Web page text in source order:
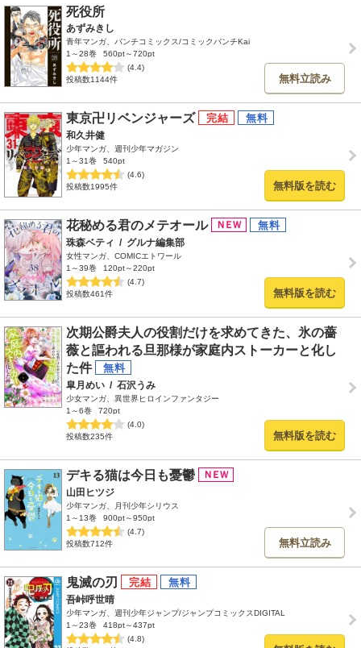
死役所
あずみきし
青年マンガ、バンチコミックス/コミックバンチKai
1～28巻
560pt～720pt
(4.4)
投稿数1144件
無料立読み
東京卍リベンジャーズ
和久井健
少年マンガ、週刊少年マガジン
1～31巻
540pt
(4.6)
投稿数1995件
無料版を読む
花秘める君のメテオール
珠森ベティ / グルナ編集部
女性マンガ、COMICエトワール
1～39巻
120pt～220pt
(4.7)
投稿数461件
無料版を読む
次期公爵夫人の役割だけを求めてきた、氷の薔
薇と謳われる旦那様が家庭内ストーカーと化し
た件
皐月めい / 石沢うみ
少女マンガ、異世界ヒロインファンタジー
1～6巻
720pt
(4.0)
投稿数235件
無料版を読む
デキる猫は今日も憂鬱
山田ヒツジ
少年マンガ、月刊少年シリウス
1～13巻
900pt～950pt
(4.7)
投稿数712件
無料立読み
鬼滅の刃
吾峠呼世晴
少年マンガ、週刊少年ジャンプ/ジャンプコミックスDIGITAL
1～23巻
418pt～437pt
(4.8)